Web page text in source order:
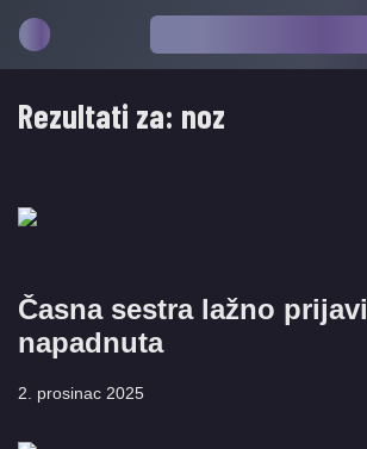
Rezultati za: noz
Časna sestra lažno
napadnuta
2. prosinac 2025